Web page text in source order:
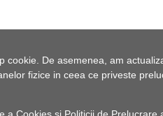
De asemenea, am
fizice in ceea ce priveste